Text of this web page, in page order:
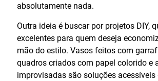
absolutamente nada.
Outra ideia é buscar por projetos DIY,
excelentes para quem deseja
mão do estilo. Vasos feitos com
quadros criados com papel colorido e
improvisadas são soluções acessíveis